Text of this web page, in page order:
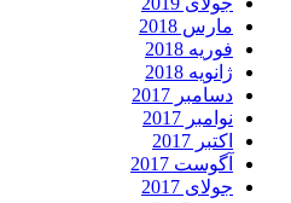
مارس 2018
فوریه 2018
ژانویه 2018
دسامبر 2017
نوامبر 2017
اکتبر 2017
آگوست 2017
جولای 2017